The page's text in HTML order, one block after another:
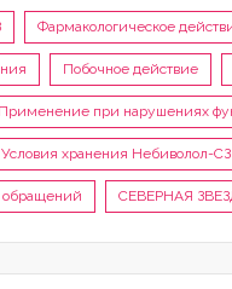
Фармакологическое
Побочное действие
Применение при нарушениях
Условия хранения Небиволол-СЗ
обращений СЕВЕРНАЯ